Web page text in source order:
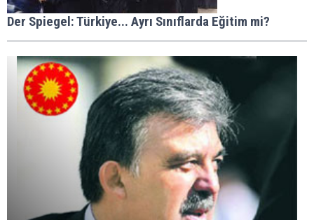
Der Spiegel: Türkiye... Ayrı Sınıflarda Eğitim mi?